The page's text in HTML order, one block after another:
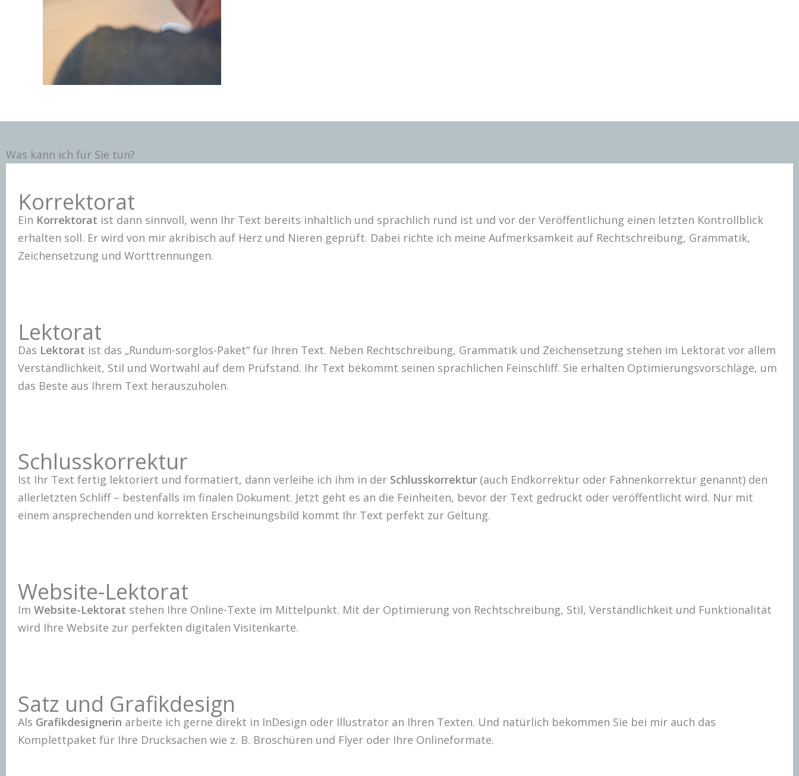
Was kann ich für Sie tun?
Korrektorat
Ein Korrektorat ist dann sinnvoll, wenn Ihr Text bereits inhaltlich und sprachlich rund ist und vor der Veröffentlichung einen letzten Kontrollblick
erhalten soll. Er wird von mir akribisch auf Herz und Nieren geprüft. Dabei richte ich meine Aufmerksamkeit auf Rechtschreibung, Grammatik,
Zeichensetzung und Worttrennungen.
Lektorat
Das Lektorat ist das „Rundum-sorglos-Paket“ für Ihren Text. Neben Rechtschreibung, Grammatik und Zeichensetzung stehen im Lektorat vor allem
Verständlichkeit, Stil und Wortwahl auf dem Prüfstand. Ihr Text bekommt seinen sprachlichen Feinschliff. Sie erhalten Optimierungsvorschläge, um
das Beste aus Ihrem Text herauszuholen.
Schlusskorrektur
Ist Ihr Text fertig lektoriert und formatiert, dann verleihe ich ihm in der Schlusskorrektur (auch Endkorrektur oder Fahnenkorrektur genannt) den
allerletzten Schliff – bestenfalls im finalen Dokument. Jetzt geht es an die Feinheiten, bevor der Text gedruckt oder veröffentlicht wird. Nur mit
einem ansprechenden und korrekten Erscheinungsbild kommt Ihr Text perfekt zur Geltung.
Website-Lektorat
Im Website-Lektorat stehen Ihre Online-Texte im Mittelpunkt. Mit der Optimierung von Rechtschreibung, Stil, Verständlichkeit und Funktionalität
wird Ihre Website zur perfekten digitalen Visitenkarte.
Satz und Grafikdesign
Als Grafikdesignerin arbeite ich gerne direkt in InDesign oder Illustrator an Ihren Texten. Und natürlich bekommen Sie bei mir auch das
Komplettpaket für Ihre Drucksachen wie z. B. Broschüren und Flyer oder Ihre Onlineformate.